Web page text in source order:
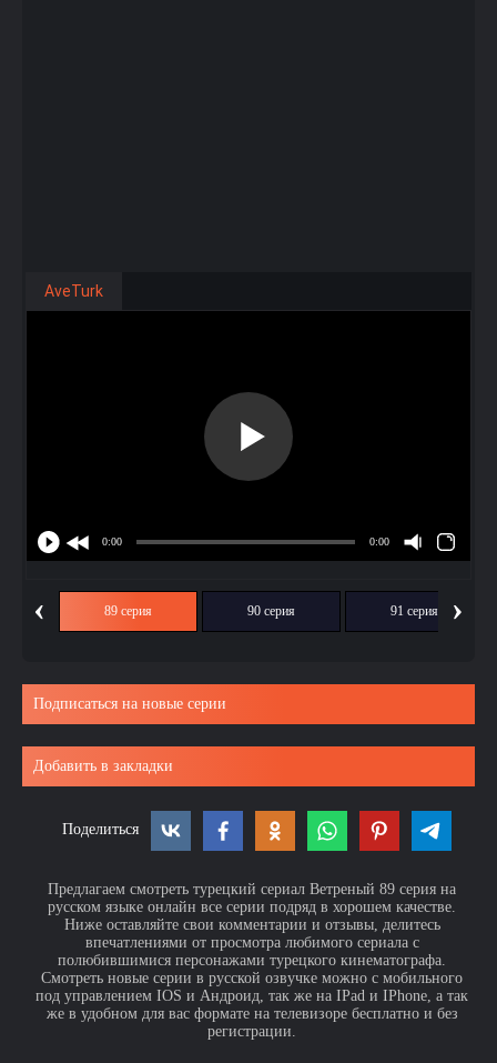
AveTurk
‹ 89 серия 90 серия 91 серия ›
Подписаться на новые серии
Добавить в закладки
Поделиться
Предлагаем смотреть турецкий сериал Ветреный 89 серия на
русском языке онлайн все серии подряд в хорошем качестве.
Ниже оставляйте свои комментарии и отзывы, делитесь
впечатлениями от просмотра любимого сериала с
полюбившимися персонажами турецкого кинематографа.
Смотреть новые серии в русской озвучке можно с мобильного
под управлением IOS и Андроид, так же на IPad и IPhone, а так
же в удобном для вас формате на телевизоре бесплатно и без
регистрации.